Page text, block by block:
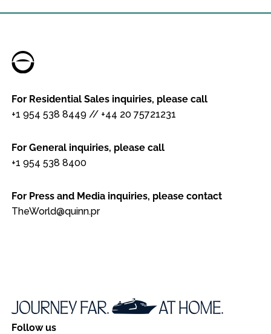
For Residential Sales inquiries, please call
+1 954 538 8449 // +44 20 75721231
For General inquiries, please call
+1 954 538 8400
For Press and Media inquiries, please contact
TheWorld@quinn.pr
Follow us